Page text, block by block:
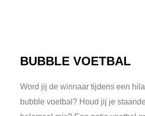
BUBBLE VOETBAL
Word jij de winnaar tijdens een
bubble voetbal? Houd jij je